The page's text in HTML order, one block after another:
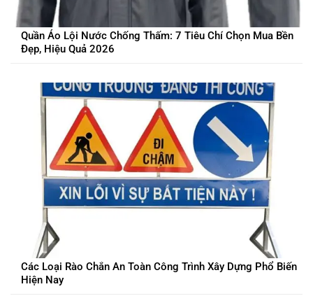
Quần Áo Lội Nước Chống Thấm: 7 Tiêu Chí Chọn Mua Bền
Đẹp, Hiệu Quả 2026
Các Loại Rào Chắn An Toàn Công Trình Xây Dựng Phổ Biến
Hiện Nay